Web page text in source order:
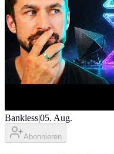
Bankless|05. Aug.
Abonnieren